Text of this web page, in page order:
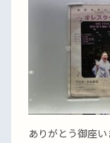
ありがとう御座い